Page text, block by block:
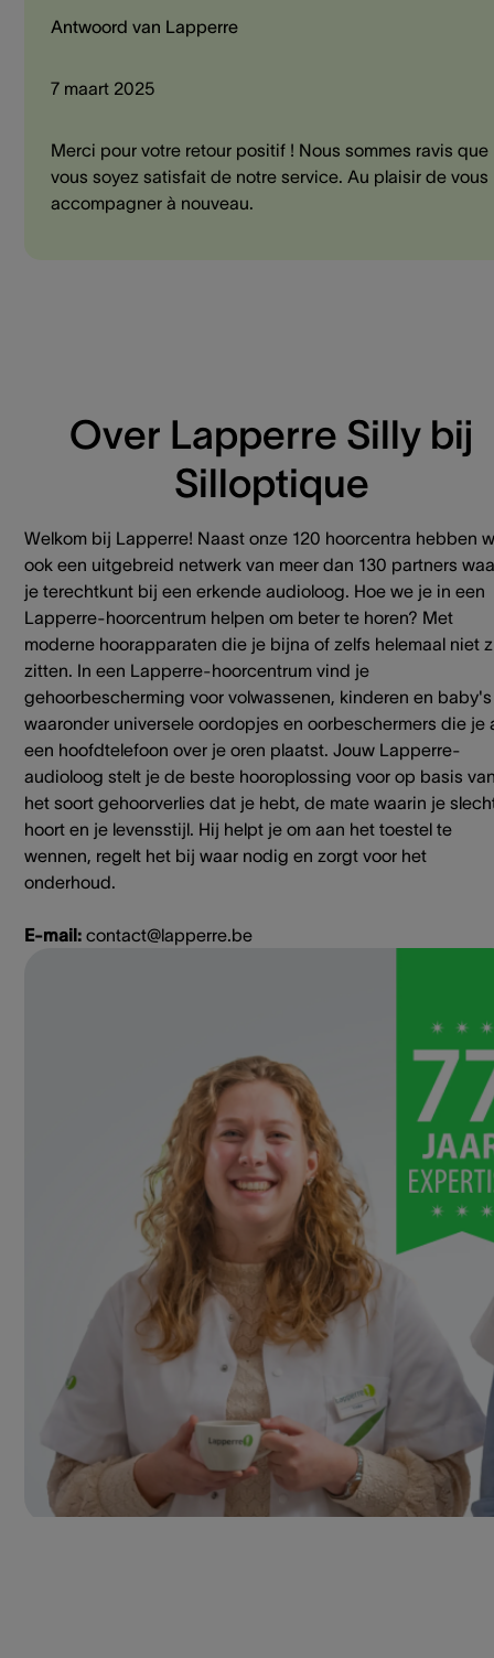
Antwoord van Lapperre
7 maart 2025
Merci pour votre retour positif ! Nous sommes ravis que
vous soyez satisfait de notre service. Au plaisir de vous
accompagner à nouveau.
Over Lapperre Silly bij
Silloptique
Welkom bij Lapperre! Naast onze 120 hoorcentra hebben
ook een uitgebreid netwerk van meer dan 130 partners
je terechtkunt bij een erkende audioloog. Hoe we je in een
Lapperre-hoorcentrum helpen om beter te horen? Met
moderne hoorapparaten die je bijna of zelfs helemaal niet
zitten. In een Lapperre-hoorcentrum vind je
gehoorbescherming voor volwassenen, kinderen en baby's
waaronder universele oordopjes en oorbeschermers die je
een hoofdtelefoon over je oren plaatst. Jouw Lapperre-
audioloog stelt je de beste hooroplossing voor op basis
het soort gehoorverlies dat je hebt, de mate waarin je
hoort en je levensstijl. Hij helpt je om aan het toestel te
wennen, regelt het bij waar nodig en zorgt voor het
onderhoud.
E-mail: contact@lapperre.be